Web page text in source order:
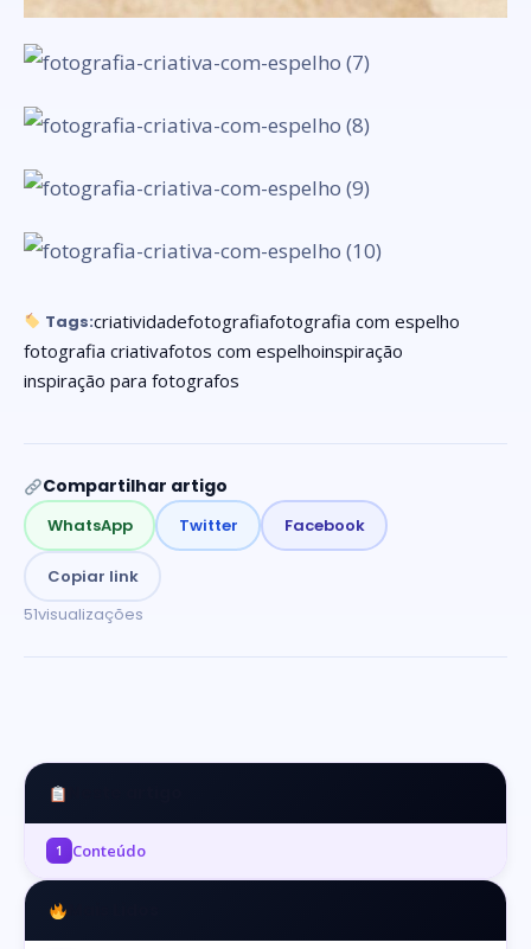
Tags:criatividadefotografiafotografia com espelho
fotografia criativafotos com espelhoinspiração
inspiração para fotografos
Compartilhar artigo
WhatsApp Twitter Facebook
Copiar link
51visualizações
1 Conteúdo